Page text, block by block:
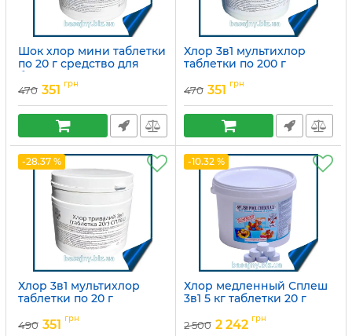
Шок хлор мини таблетки
по 20 г средство для
быстрой и ударной
дезинфекции воды в
Артикул: 15049755
470 351 грн
Хлор 3в1 мультихлор
таблетки по 200 г
длительной
бассейне
15049754
470 351 грн
-28.37 %
Хлор 3в1 мультихлор
таблетки по 20 г
длительной
490 351 грн
-10.32 %
Хлор медленный Сплеш
3в1 5 кг таблетки 20 г
2 500 2 242 грн